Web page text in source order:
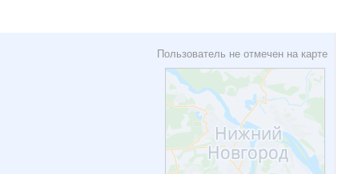
Пользователь не отмечен на карте